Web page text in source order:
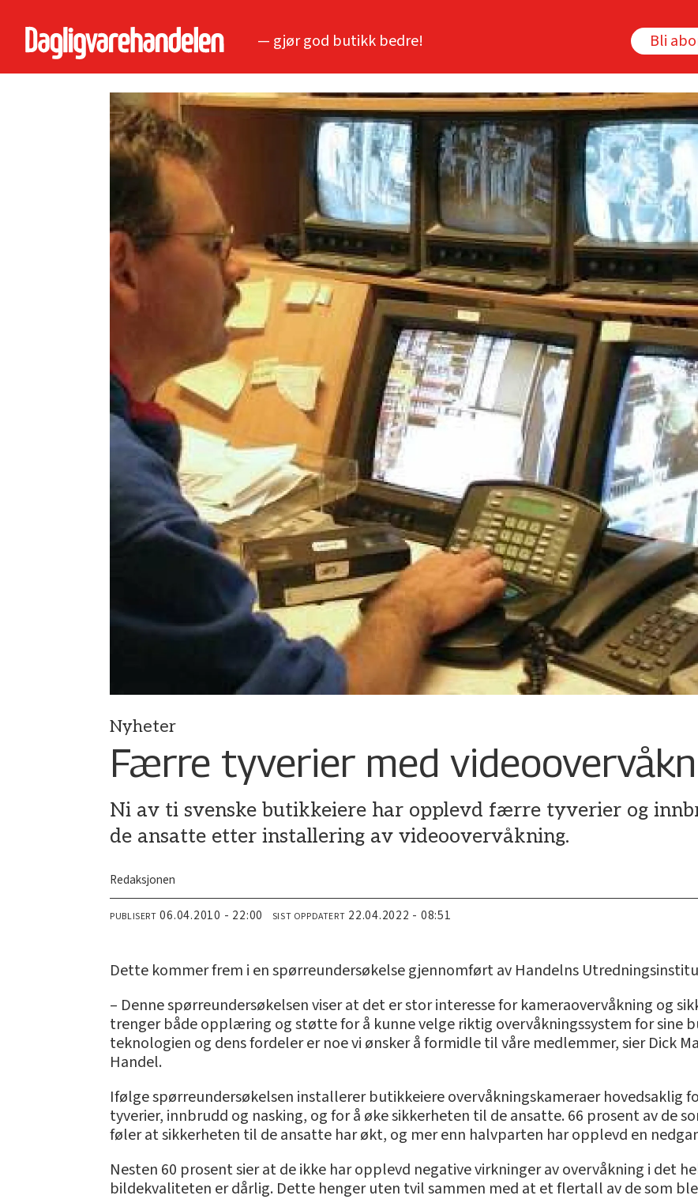
— gjør god butikk bedre! Bli
Nyheter
Færre tyverier med
Ni av ti svenske butikkeiere har opplevd færre tyverier og
de ansatte etter installering av videoovervåkning.
Redaksjonen
PUBLISERT 06.04.2010 - 22:00 SIST OPPDATERT 22.04.2022 - 08:51
Dette kommer frem i en spørreundersøkelse gjennomført av Handelns
– Denne spørreundersøkelsen viser at det er stor interesse for kameraovervåkning og
trenger både opplæring og støtte for å kunne velge riktig overvåkningssystem for sine
teknologien og dens fordeler er noe vi ønsker å formidle til våre medlemmer, sier Dick
Handel.
Ifølge spørreundersøkelsen installerer butikkeiere overvåkningskameraer hovedsaklig
tyverier, innbrudd og nasking, og for å øke sikkerheten til de ansatte. 66 prosent av de
føler at sikkerheten til de ansatte har økt, og mer enn halvparten har opplevd en
Nesten 60 prosent sier at de ikke har opplevd negative virkninger av overvåkning i det
bildekvaliteten er dårlig. Dette henger uten tvil sammen med at et flertall av de som